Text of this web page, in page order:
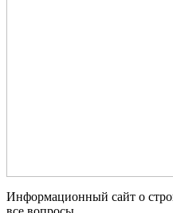
Информационный сайт о